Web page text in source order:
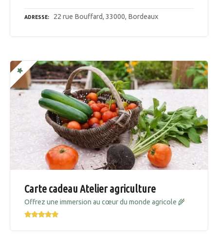
ADRESSE 22 rue Bouffard, 33000, Bordeaux
Carte cadeau Atelier agriculture
Offrez une immersion au cœur du monde agricole 🌾